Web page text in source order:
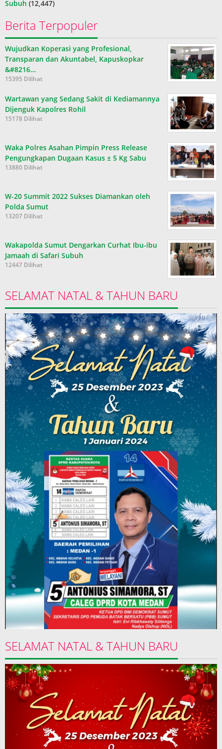
Subuh (12,447)
Berita Terpopuler
Wujudkan Koperasi yang Profesional,
Transparan dan Akuntabel, Kapuskopkar
&#8216…
15395 Dilihat
Wartawan yang Sedang Sakit di Kediamannya
Dijenguk Kapolres Rohil
15178 Dilihat
Waka Polres Asahan Pimpin Press Release
Pengungkapan Dugaan Kasus ± 5 Kg Sabu
13880 Dilihat
W-20 Summit 2022 Sukses Diamankan oleh
Polda Sumut
13207 Dilihat
Wakapolda Sumut Dengarkan Curhat Ibu-ibu
Jamaah di Safari Subuh
12447 Dilihat
SELAMAT NATAL & TAHUN BARU
SELAMAT NATAL & TAHUN BARU